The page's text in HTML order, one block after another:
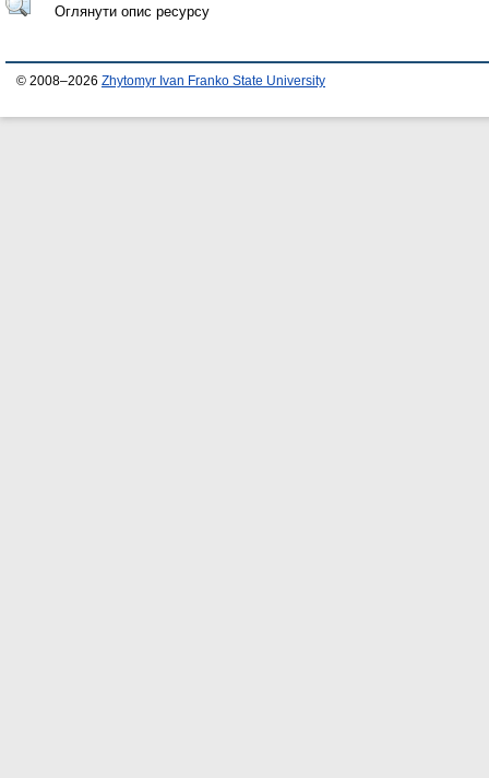
Оглянути опис ресурсу
© 2008–2026 Zhytomyr Ivan Franko State University